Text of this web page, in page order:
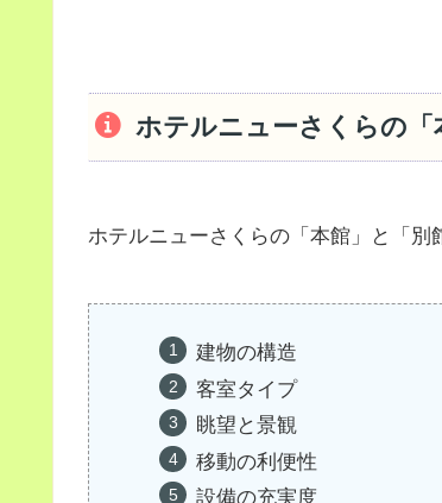
ホテルニューさくらの「
ホテルニューさくらの「本館」と「別
建物の構造
客室タイプ
眺望と景観
移動の利便性
設備の充実度